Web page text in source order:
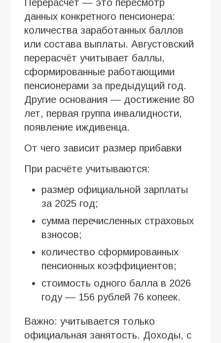
Перерасчёт — это пересмотр
данных конкретного пенсионера:
количества заработанных баллов
или состава выплаты. Августовский
перерасчёт учитывает баллы,
сформированные работающими
пенсионерами за предыдущий год.
Другие основания — достижение 80
лет, первая группа инвалидности,
появление иждивенца.
От чего зависит размер прибавки
При расчёте учитываются:
размер официальной зарплаты
за 2025 год;
сумма перечисленных страховых
взносов;
количество сформированных
пенсионных коэффициентов;
стоимость одного балла в 2026
году — 156 рублей 76 копеек.
Важно: учитывается только
официальная занятость. Доходы, с